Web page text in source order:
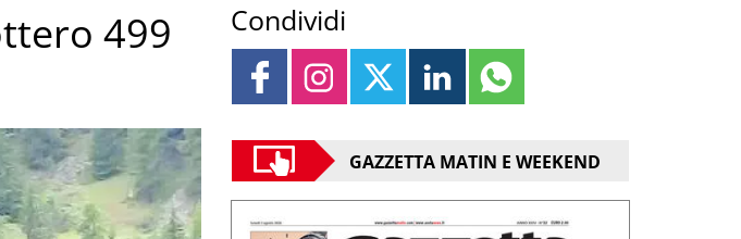
499
Condividi
GAZZETTA MATIN E WEEKEND